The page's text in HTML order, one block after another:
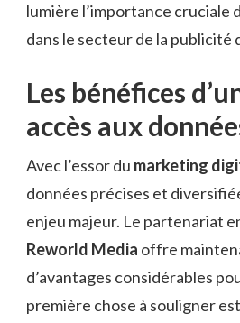
lumière l’importance cruciale
dans le secteur de la publicité
Les bénéfices
accès aux
Avec l’essor du marketing
données précises et
enjeu majeur. Le partenariat
Reworld Media offre
d’avantages considérables
première chose à souligner